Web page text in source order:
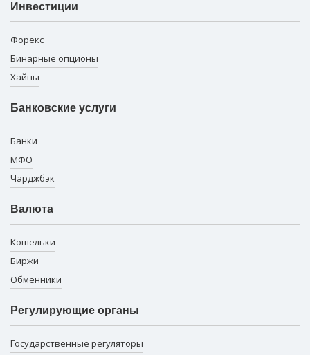
Инвестиции
Форекс
Бинарные опционы
Хайпы
Банковские услуги
Банки
МФО
Чарджбэк
Валюта
Кошельки
Биржи
Обменники
Регулирующие органы
Государственные регуляторы